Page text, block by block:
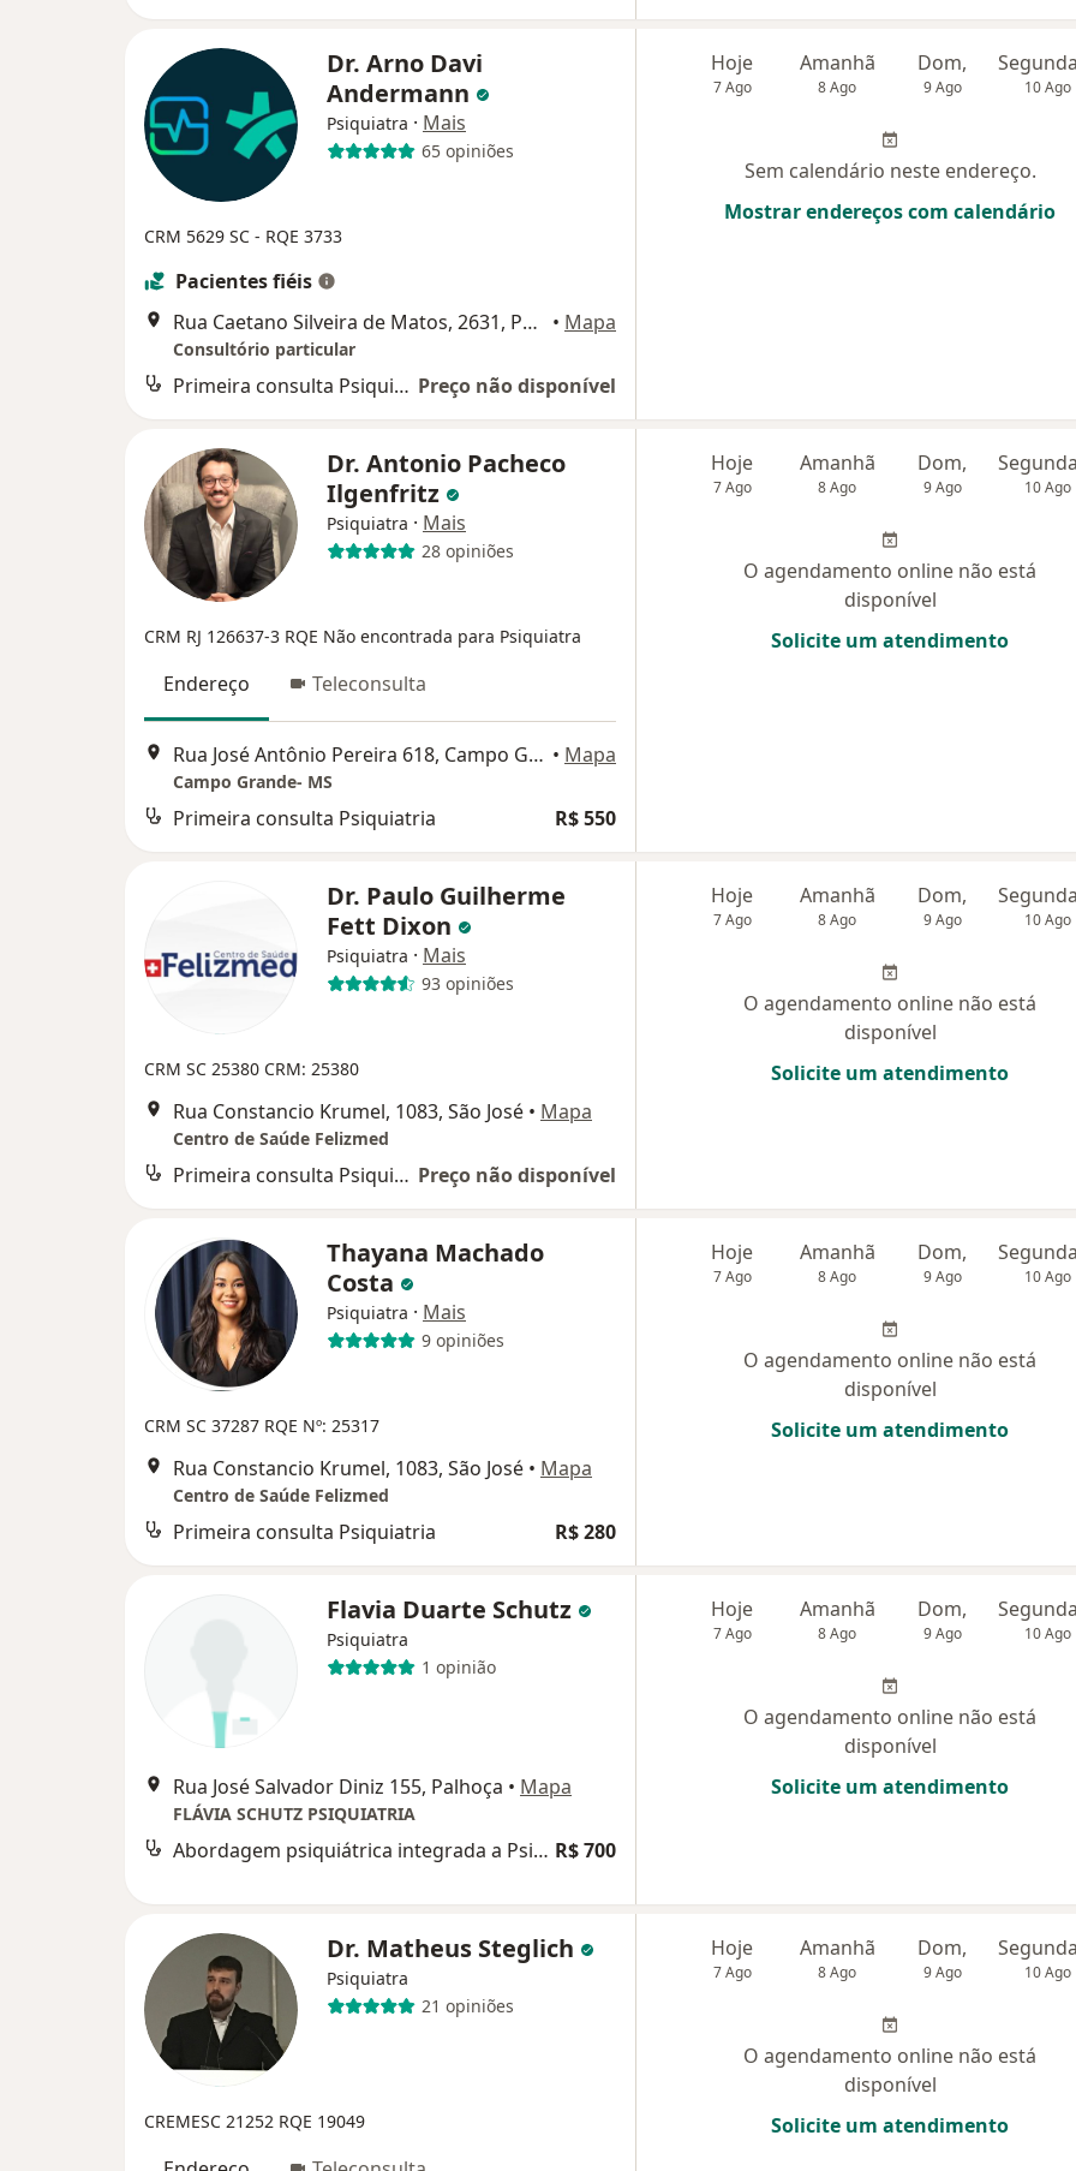
Dr. Arno Davi
Andermann
Psiquiatra · Mais
65 opiniões
CRM 5629 SC - RQE 3733
Pacientes fiéis
Rua Caetano Silveira de Matos, 2631, Palhoça
• Mapa
Consultório particular
Primeira consulta Psiquiatria Preço não disponível
Hoje
7 Ago
Amanhã
8 Ago
Dom,
9 Ago 10 Ago
Sem calendário neste endereço.
Mostrar endereços com calendário
Dr. Antonio Pacheco
Ilgenfritz
Psiquiatra · Mais
28 opiniões
CRM RJ 126637-3 RQE Não encontrada para Psiquiatra
Endereço Teleconsulta
Rua José Antônio Pereira 618, Campo Grande • Mapa
Campo Grande- MS
Primeira consulta Psiquiatria R$ 550
Hoje
7 Ago
Amanhã
8 Ago
Dom,
9 Ago 10 Ago
O agendamento online não está
disponível
Solicite um atendimento
Dr. Paulo Guilherme
Fett Dixon
Psiquiatra · Mais
93 opiniões
CRM SC 25380 CRM: 25380
Rua Constancio Krumel, 1083, São José • Mapa
Centro de Saúde Felizmed
Primeira consulta Psiquiatria Preço não disponível
Hoje
7 Ago
Amanhã
8 Ago
Dom,
9 Ago 10 Ago
O agendamento online não está
disponível
Solicite um atendimento
Thayana Machado
Costa
Psiquiatra · Mais
9 opiniões
CRM SC 37287 RQE Nº: 25317
Rua Constancio Krumel, 1083, São José • Mapa
Centro de Saúde Felizmed
Primeira consulta Psiquiatria R$ 280
Hoje
7 Ago
Amanhã
8 Ago
Dom,
9 Ago 10 Ago
O agendamento online não está
disponível
Solicite um atendimento
Flavia Duarte Schutz
Psiquiatra
1 opinião
Rua José Salvador Diniz 155, Palhoça • Mapa
FLÁVIA SCHUTZ PSIQUIATRIA
Abordagem psiquiátrica integrada a Psiquiatria Positiva R$ 700
Hoje
7 Ago
Amanhã
8 Ago
Dom,
9 Ago 10 Ago
O agendamento online não está
disponível
Solicite um atendimento
Dr. Matheus Steglich
Psiquiatra
21 opiniões
CREMESC 21252 RQE 19049
Hoje
7 Ago
Amanhã
8 Ago
Dom,
9 Ago 10 Ago
O agendamento online não está
disponível
Solicite um atendimento